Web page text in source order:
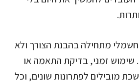
מתחילה בהבנת הצורך ולא
זמני, בדיקת התאמה או
מובילים לפתרונות שונים, וכל